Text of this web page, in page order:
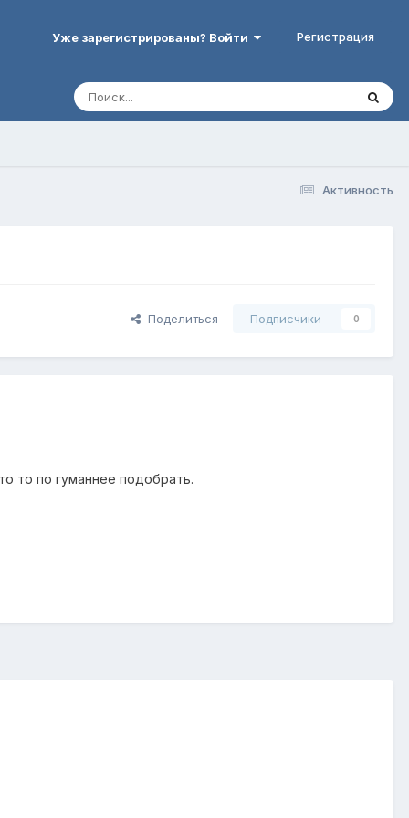
Уже зарегистрированы? Войти Регистрация
Активность
Поделиться Подписчики 0
то по гуманнее подобрать.